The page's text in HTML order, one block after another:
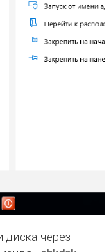
диска через